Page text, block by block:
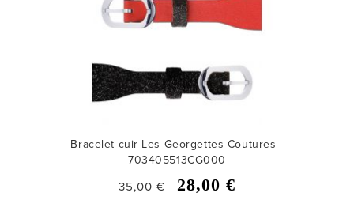
Bracelet cuir Les Georgettes Coutures -
703405513CG000
35,00 € 28,00 €